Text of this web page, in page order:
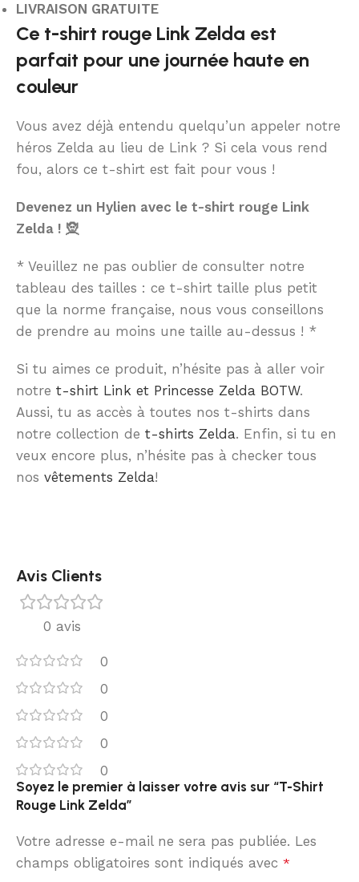
LIVRAISON GRATUITE
Ce t-shirt rouge Link Zelda est
parfait pour une journée haute en
couleur
Vous avez déjà entendu quelqu’un appeler notre
héros Zelda au lieu de Link ? Si cela vous rend
fou, alors ce t-shirt est fait pour vous !
Devenez un Hylien avec le t-shirt rouge Link
Zelda ! 🧝
* Veuillez ne pas oublier de consulter notre
tableau des tailles : ce t-shirt taille plus petit
que la norme française, nous vous conseillons
de prendre au moins une taille au-dessus ! *
Si tu aimes ce produit, n’hésite pas à aller voir
notre t-shirt Link et Princesse Zelda BOTW.
Aussi, tu as accès à toutes nos t-shirts dans
notre collection de t-shirts Zelda. Enfin, si tu en
veux encore plus, n’hésite pas à checker tous
nos vêtements Zelda!
Avis Clients
0 avis
0
0
0
0
0
Soyez le premier à laisser votre avis sur “T-Shirt
Rouge Link Zelda”
Votre adresse e-mail ne sera pas publiée. Les
champs obligatoires sont indiqués avec *